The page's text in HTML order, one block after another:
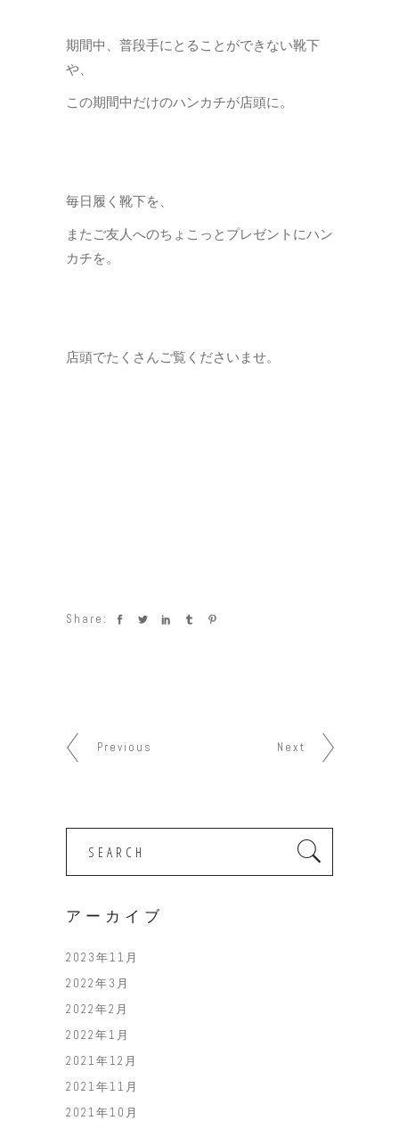
期間中、普段手にとることができない靴下
や、
この期間中だけのハンカチが店頭に。
毎日履く靴下を、
またご友人へのちょこっとプレゼントにハン
カチを。
店頭でたくさんご覧くださいませ。
Share:
Previous Next
アーカイブ
2023年11月
2022年3月
2022年2月
2022年1月
2021年12月
2021年11月
2021年10月